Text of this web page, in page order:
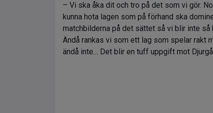
– Vi ska åka dit och tro på det som vi gör.
kunna hota lagen som på förhand ska
matchbilderna på det sättet så vi blir inte så
Ändå rankas vi som ett lag som spelar rakt
ändå inte… Det blir en tuff uppgift mot